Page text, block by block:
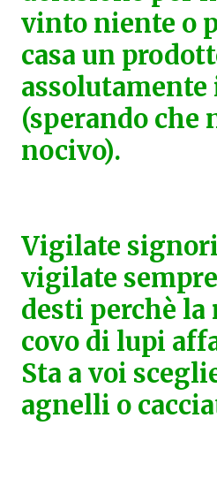
vinto niente o
casa un
(sperando che
nocivo).
Vigilate
vigilate
desti perchè la
covo di lupi
Sta a voi
agnelli o